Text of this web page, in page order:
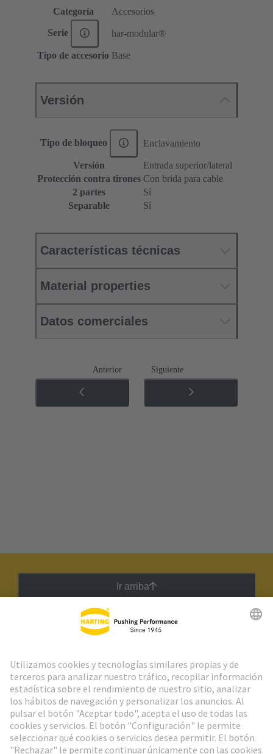
Categoría Accesorios
Serie har-modular®
Tipo de accesorio Base
Versión
Tipo de bloqueo Enclavamiento
Versión
Entrada superior/lateral
Protección contra tirones Con brida para cable
2 partes
Sí
Separable
Sí
Características técnicas
Material properties
Datos comerciales
Anterior Siguiente
Ir arriba
Ir al registro